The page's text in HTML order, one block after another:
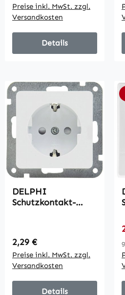
Preise inkl. MwSt. zzgl.
Versandkosten
Details
DELPHI
Schutzkontakt-
OHNE Rahmen
Regulärer Preis:
2,29 €
Preise inkl. MwSt. zzgl.
Versandkosten
Details